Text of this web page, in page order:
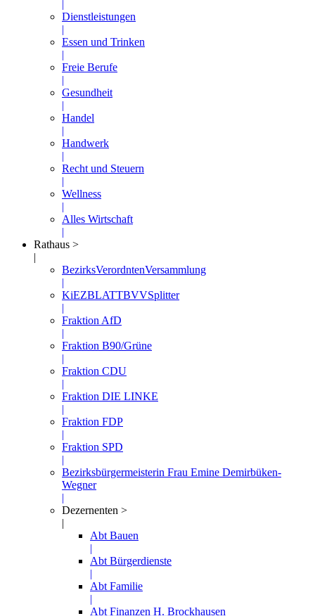
|
Dienstleistungen
|
Essen und Trinken
|
Freie Berufe
|
Gesundheit
|
Handel
|
Handwerk
|
Recht und Steuern
|
Wellness
|
Alles Wirtschaft
|
Rathaus >
|
BezirksVerordntenVersammlung
|
KiEZBLATTBVVSplitter
|
Fraktion AfD
|
Fraktion B90/Grüne
|
Fraktion CDU
|
Fraktion DIE LINKE
|
Fraktion FDP
|
Fraktion SPD
|
Bezirksbürgermeisterin Frau Emine Demirbüken-
Wegner
|
Dezernenten >
|
Abt Bauen
|
Abt Bürgerdienste
|
Abt Familie
|
Abt Finanzen H. Brockhausen